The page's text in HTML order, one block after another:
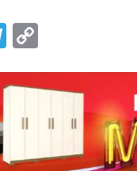
T
e
gr
m
p
y
Li
n